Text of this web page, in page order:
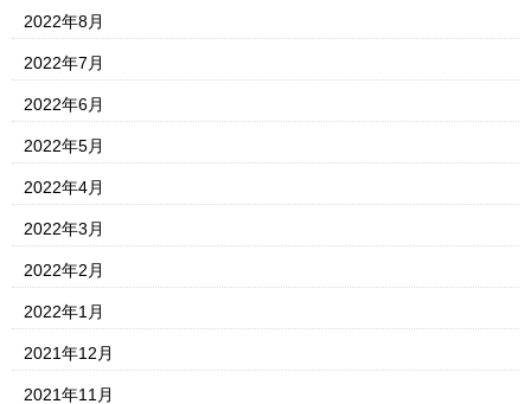
2022年8月
2022年7月
2022年6月
2022年5月
2022年4月
2022年3月
2022年2月
2022年1月
2021年12月
2021年11月